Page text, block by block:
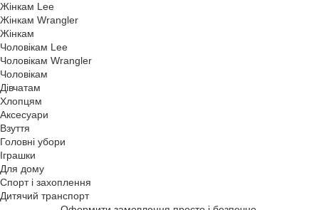
Жінкам Lee
Жінкам Wrangler
Жінкам
Чоловікам Lee
Чоловікам Wrangler
Чоловікам
Дівчатам
Хлопцям
Аксесуари
Взуття
Головні убори
Іграшки
Для дому
Спорт і захоплення
Дитячий транспорт